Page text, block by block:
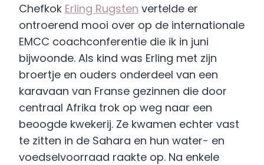
Chefkok Erling Rugsten vertelde er
ontroerend mooi over op de internationale
EMCC coachconferentie die ik in juni
bijwoonde. Als kind was Erling met zijn
broertje en ouders onderdeel van een
karavaan van Franse gezinnen die door
centraal Afrika trok op weg naar een
beoogde kwekerij. Ze kwamen echter vast
te zitten in de Sahara en hun water- en
voedselvoorraad raakte op. Na enkele